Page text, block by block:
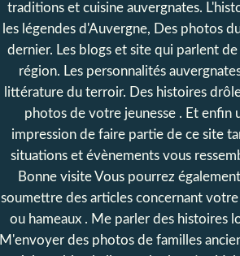
traditions et cuisine auvergnates.
les légendes d'Auvergne, Des photos
dernier. Les blogs et site qui parlent
région. Les personnalités
littérature du terroir. Des histoires
photos de votre jeunesse . Et enfin
impression de faire partie de ce site
situations et évènements vous
Bonne visite Vous pourrez
soumettre des articles concernant
ou hameaux . Me parler des histoires
M'envoyer des photos de familles